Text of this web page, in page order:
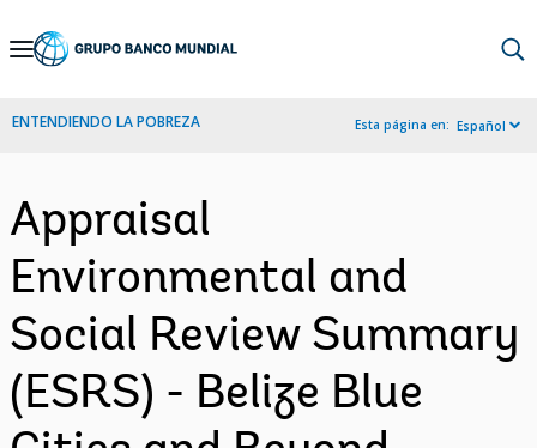
Skip
Navigation
ENTENDIENDO LA POBREZA Esta página en: Español
Appraisal
Environmental and
Social Review Summary
(ESRS) - Belize Blue